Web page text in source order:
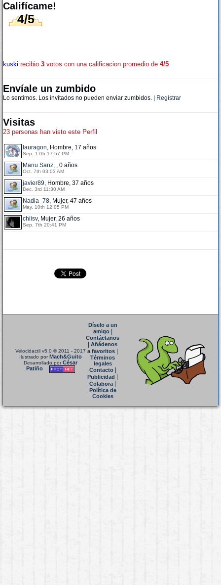
Califícame!
4/5
kuski recibio 3 votos con una calificacion promedio de 4/5
Envíale un zumbido
Lo sentimos. Los invitados no pueden enviar zumbidos. | Registrar
Visitas
23 personas han visto este Perfil
lauragon, Hombre, 17 años
Sep. 17th 17:57 PM
Manu Sanz, , 0 años
Oct. 7th 03:03 AM
javier89, Hombre, 37 años
Dec. 3rd 11:30 AM
Nadia_78, Mujer, 47 años
May. 10th 12:05 PM
chiisv, Mujer, 26 años
Sep. 7th 20:41 PM
Velocidactil v5.0 © 2011 - 2017
Ilustrado porMach&Guito
Desarrollado porCésar
Patiño
Díselo a un
amigo|
Contáctanos
Añádenos
a favoritos
Términos
legales
Contacto|
Publicidad
Colabora|
Política de
Cookies